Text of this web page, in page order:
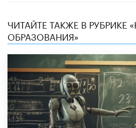
ЧИТАЙТЕ ТАКЖЕ В РУБРИКЕ
ОБРАЗОВАНИЯ»